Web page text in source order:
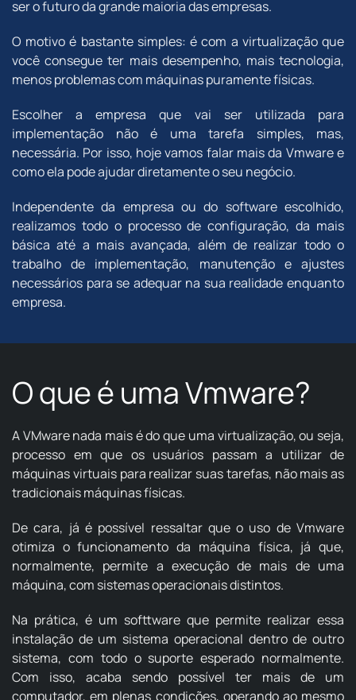
ser o futuro da grande maioria das empresas.
O motivo é bastante simples: é com a virtualização que
você consegue ter mais desempenho, mais tecnologia,
menos problemas com máquinas puramente físicas.
Escolher a empresa que vai ser utilizada para
implementação não é uma tarefa simples, mas,
necessária. Por isso, hoje vamos falar mais da Vmware e
como ela pode ajudar diretamente o seu negócio.
Independente da empresa ou do software escolhido,
realizamos todo o processo de configuração, da mais
básica até a mais avançada, além de realizar todo o
trabalho de implementação, manutenção e ajustes
necessários para se adequar na sua realidade enquanto
empresa.
O que é uma Vmware?
A VMware nada mais é do que uma virtualização, ou seja,
processo em que os usuários passam a utilizar de
máquinas virtuais para realizar suas tarefas, não mais as
tradicionais máquinas físicas.
De cara, já é possível ressaltar que o uso de Vmware
otimiza o funcionamento da máquina física, já que,
normalmente, permite a execução de mais de uma
máquina, com sistemas operacionais distintos.
Na prática, é um softtware que permite realizar essa
instalação de um sistema operacional dentro de outro
sistema, com todo o suporte esperado normalmente.
Com isso, acaba sendo possível ter mais de um
computador, em plenas condições, operando ao mesmo